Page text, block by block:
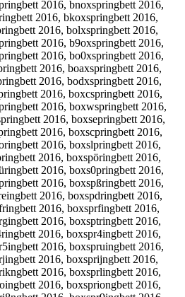
2016, bnoxspringbett 2016,
2016, bkoxspringbett 2016,
2016, bolxspringbett 2016,
2016, b9oxspringbett 2016,
2016, bo0xspringbett 2016,
2016, boaxspringbett 2016,
2016, bodxspringbett 2016,
2016, boxcspringbett 2016,
2016, boxwspringbett 2016,
2016, boxsepringbett 2016,
2016, boxscpringbett 2016,
2016, boxslpringbett 2016,
2016, boxspöringbett 2016,
2016, boxs0pringbett 2016,
2016, boxspßringbett 2016,
2016, boxspdringbett 2016,
2016, boxsprfingbett 2016,
2016, boxsptringbett 2016,
2016, boxspr4ingbett 2016,
2016, boxspruingbett 2016,
2016, boxsprijngbett 2016,
2016, boxsprlingbett 2016,
2016, boxspriongbett 2016,